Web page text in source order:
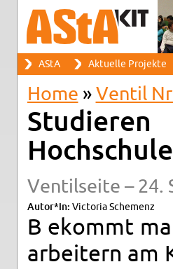
Search form
Search
Main menu
AStA Ak­tuelle Pro­jekte
You are here
Home » Ven­til
Ven­til­seite – 24.
Autor*in: Vic­to­ria Schemenz
B ekommt
ar­beit­ern am